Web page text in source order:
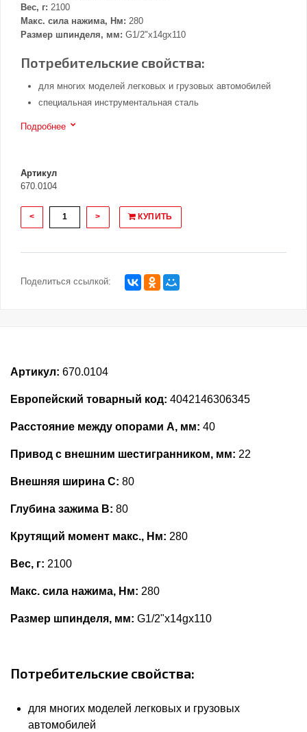
Вес, г: 2100
Макс. сила нажима, Нм: 280
Размер шпинделя, мм: G1/2"x14gx110
Потребительские свойства:
для многих моделей легковых и грузовых автомобилей
специальная инструментальная сталь
Подробнее
Артикул
670.0104
< > КУПИТЬ
Поделиться ссылкой:
Артикул: 670.0104
Европейский товарный код: 4042146306345
Расстояние между опорами А, мм: 40
Привод с внешним шестигранником, мм: 22
Внешняя ширина С: 80
Глубина зажима В: 80
Крутящий момент макс., Нм: 280
Вес, г: 2100
Макс. сила нажима, Нм: 280
Размер шпинделя, мм: G1/2"x14gx110
Потребительские свойства:
для многих моделей легковых и грузовых
автомобилей